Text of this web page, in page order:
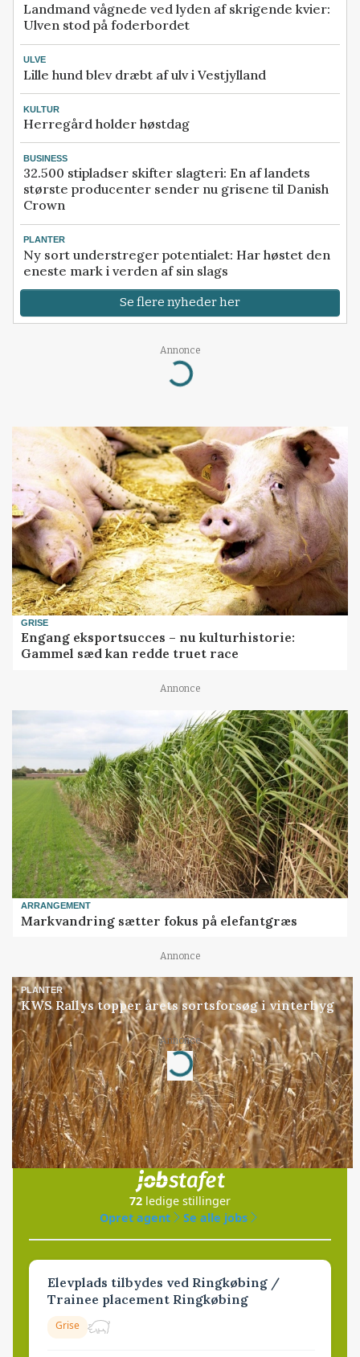
Landmand vågnede ved lyden af skrigende kvier:
Ulven stod på foderbordet
ULVE
Lille hund blev dræbt af ulv i Vestjylland
KULTUR
Herregård holder høstdag
BUSINESS
32.500 stipladser skifter slagteri: En af landets
største producenter sender nu grisene til Danish
Crown
PLANTER
Ny sort understreger potentialet: Har høstet den
eneste mark i verden af sin slags
Se flere nyheder her
Annonce
Loading...
GRISE
Engang eksportsucces – nu kulturhistorie:
Gammel sæd kan redde truet race
Annonce
ARRANGEMENT
Markvandring sætter fokus på elefantgræs
Annonce
PLANTER
KWS Rallys topper årets sortsforsøg i vinterbyg
Annonce
Loading...
Jobs
i samarbejde med
72 ledige stillinger
Opret agent
Se alle jobs
Elevplads tilbydes ved Ringkøbing /
Trainee placement Ringkøbing
Grise